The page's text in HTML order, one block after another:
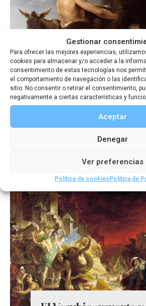
Gestionar
Para ofrecer las mejores experiencias,
cookies para almacenar y/o acceder a la
consentimiento de estas tecnologías nos
el comportamiento de navegación o las
sitio. No consentir o retirar el consentimiento,
negativamente a ciertas características y
Aceptar
Denegar
Ver preferencias
Política de cookies Política de
Entre el paraíso y el